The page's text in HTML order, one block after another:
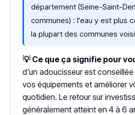
département (Seine-Saint-
communes) : l'eau y est plus
la plupart des communes
💡 Ce que ça signifie pour
d'un adoucisseur est
vos équipements et améliorer
quotidien. Le retour sur
généralement atteint en 4 à 6